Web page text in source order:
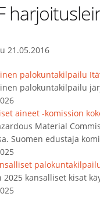
21.05.2016
palokuntakilpailu
palokuntakilpailu
aineet -komission
Material
Suomen edustaja
2025 kansalliset kisat